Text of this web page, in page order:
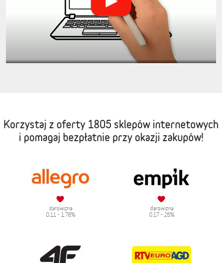
Korzystaj z oferty 1805 sklepów internetowych
i pomagaj bezpłatnie przy okazji zakupów!
darowizna
0.11 - 1.78%
darowizna
0.17 - 25%